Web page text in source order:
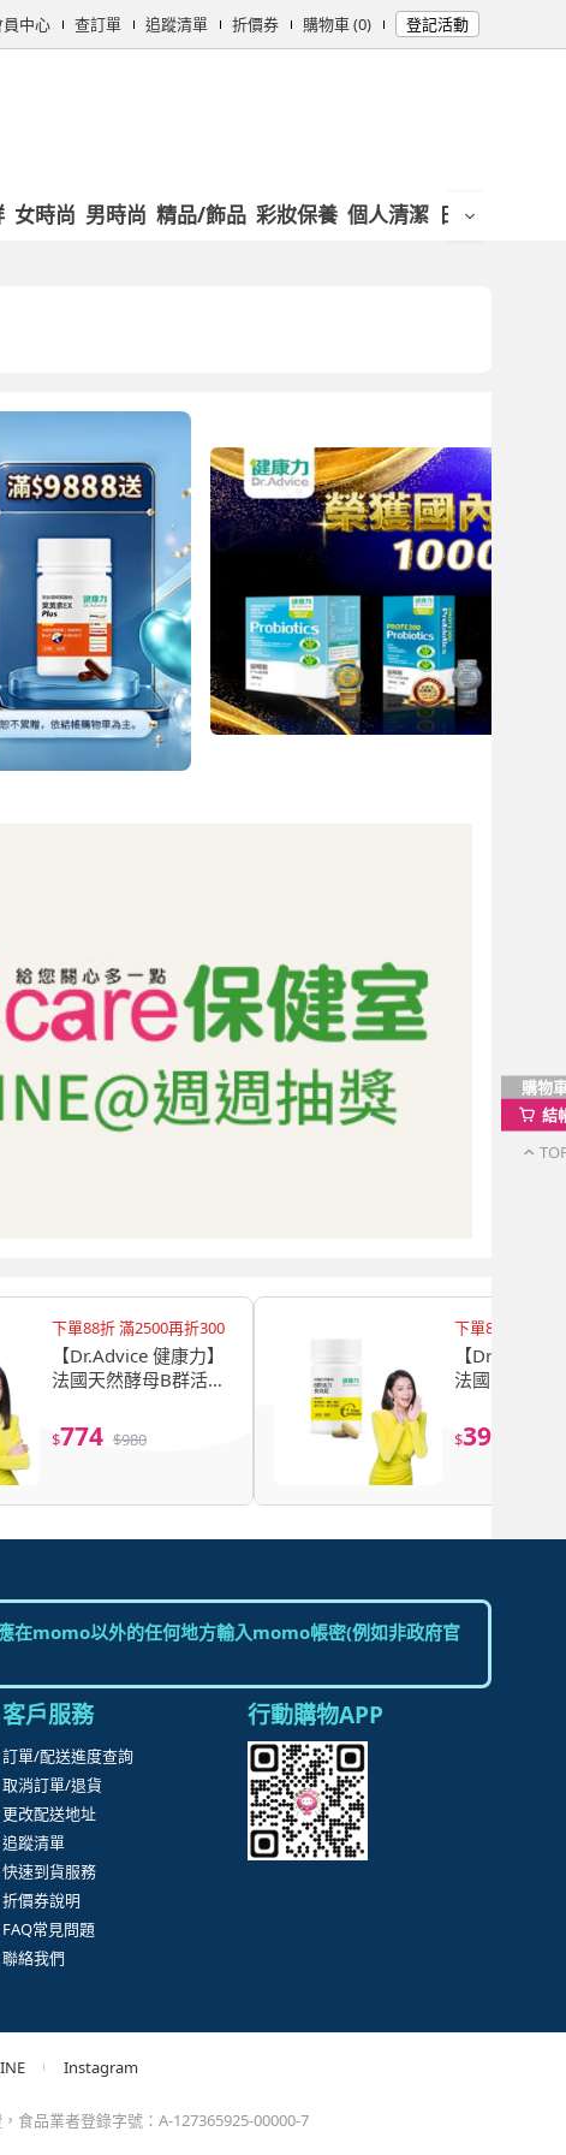
員中心 查訂單 追蹤清單 折價券 購物車 (0) 登記活動
女時尚 男時尚 精品/飾品 彩妝保養 個人清潔 日用/紙品
下單88折 滿2500再折300
【Dr.Advice 健康力】
法國天然酵母B群活力
(全素 長效緩釋 紅景天
五味子 鋅)
$774 $980
下單88折 滿
【Dr.Advice
法國天然酵
(全素 長效緩
五味子 鋅)
$396
購物
結
在momo以外的任何地方輸入momo帳密(例如非政府官
客戶服務
訂單/配送進度查詢
取消訂單/退貨
更改配送地址
追蹤清單
快速到貨服務
折價券說明
FAQ常見問題
聯絡我們
行動購物APP
Instagram
食品業者登錄字號：A-127365925-00000-7